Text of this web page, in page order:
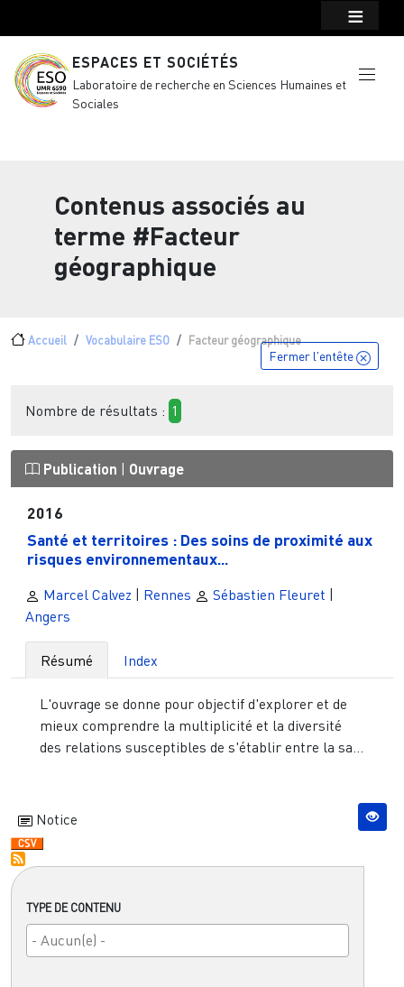
ESPACES ET SOCIÉTÉS
Laboratoire de recherche en Sciences Humaines et
Sociales
Contenus associés au
terme #Facteur
géographique
Fil d'Ariane
Accueil Vocabulaire ESO Facteur géographique
TYPE DE CONTENU
Fermer l'entête
Nombre de résultats : 1
Publication Ouvrage
2016
Santé et territoires : Des soins de proximité aux
risques environnementaux...
Marcel Calvez | Rennes Sébastien Fleuret |
Angers
Résumé Index
L'ouvrage se donne pour objectif d'explorer et de
mieux comprendre la multiplicité et la diversité
des relations susceptibles de s'établir entre la sa...
Notice